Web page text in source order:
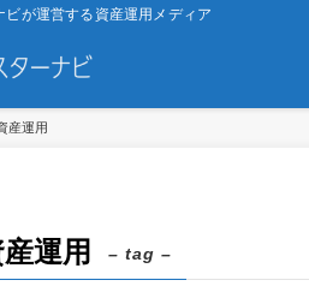
ビが運営する資産運用メディア
産運用
運用 – tag –